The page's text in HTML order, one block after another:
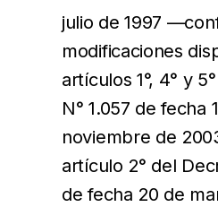
julio de 1997
modificaciones
artículos 1°, 4° y
N° 1.057 de fecha
noviembre de
artículo 2° del
de fecha 20 de